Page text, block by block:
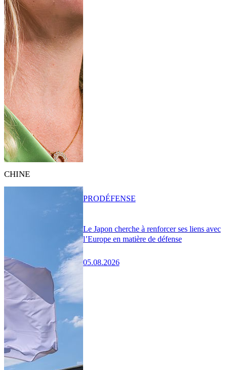
CHINE
Le Japon cherche à renforcer ses liens avec
l’Europe en matière de défense
05.08.2026
PRODÉFENSE